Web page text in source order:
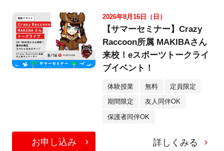
2026年8月16日（日）
【サマーセミナー】Crazy
Raccoon所属 MAKIBAさん
来校！eスポーツトークライ
ブイベント！
体験授業 無料 定員限定
期間限定 友人同伴OK
保護者同伴OK
お申し込み 詳しくみる